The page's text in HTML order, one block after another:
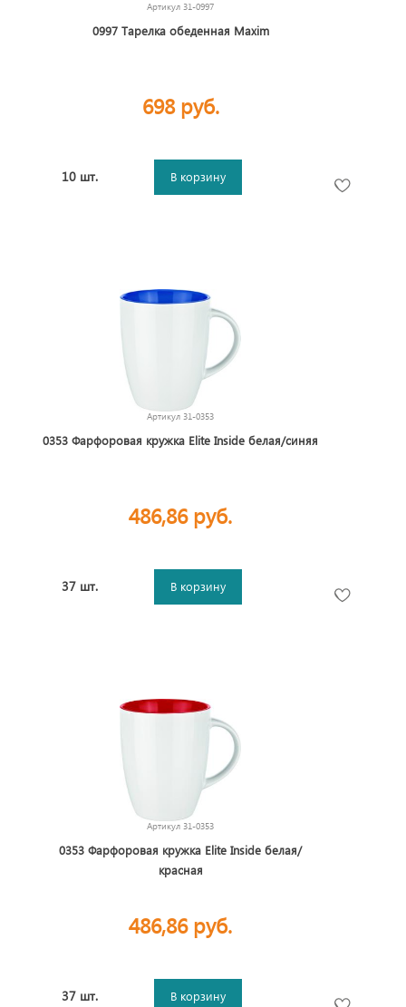
Артикул 31-0997
0997 Тарелка обеденная Maxim
698 руб.
10 шт. В корзину
Артикул 31-0353
0353 Фарфоровая кружка Elite Inside белая/синяя
486,86 руб.
37 шт. В корзину
Артикул 31-0353
0353 Фарфоровая кружка Elite Inside белая/
красная
486,86 руб.
37 шт. В корзину